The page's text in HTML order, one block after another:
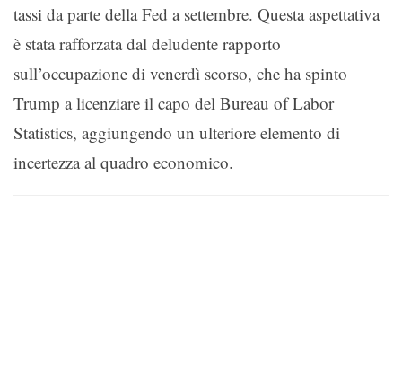
tassi da parte della Fed a settembre. Questa aspettativa
è stata rafforzata dal deludente rapporto
sull’occupazione di venerdì scorso, che ha spinto
Trump a licenziare il capo del Bureau of Labor
Statistics, aggiungendo un ulteriore elemento di
incertezza al quadro economico.